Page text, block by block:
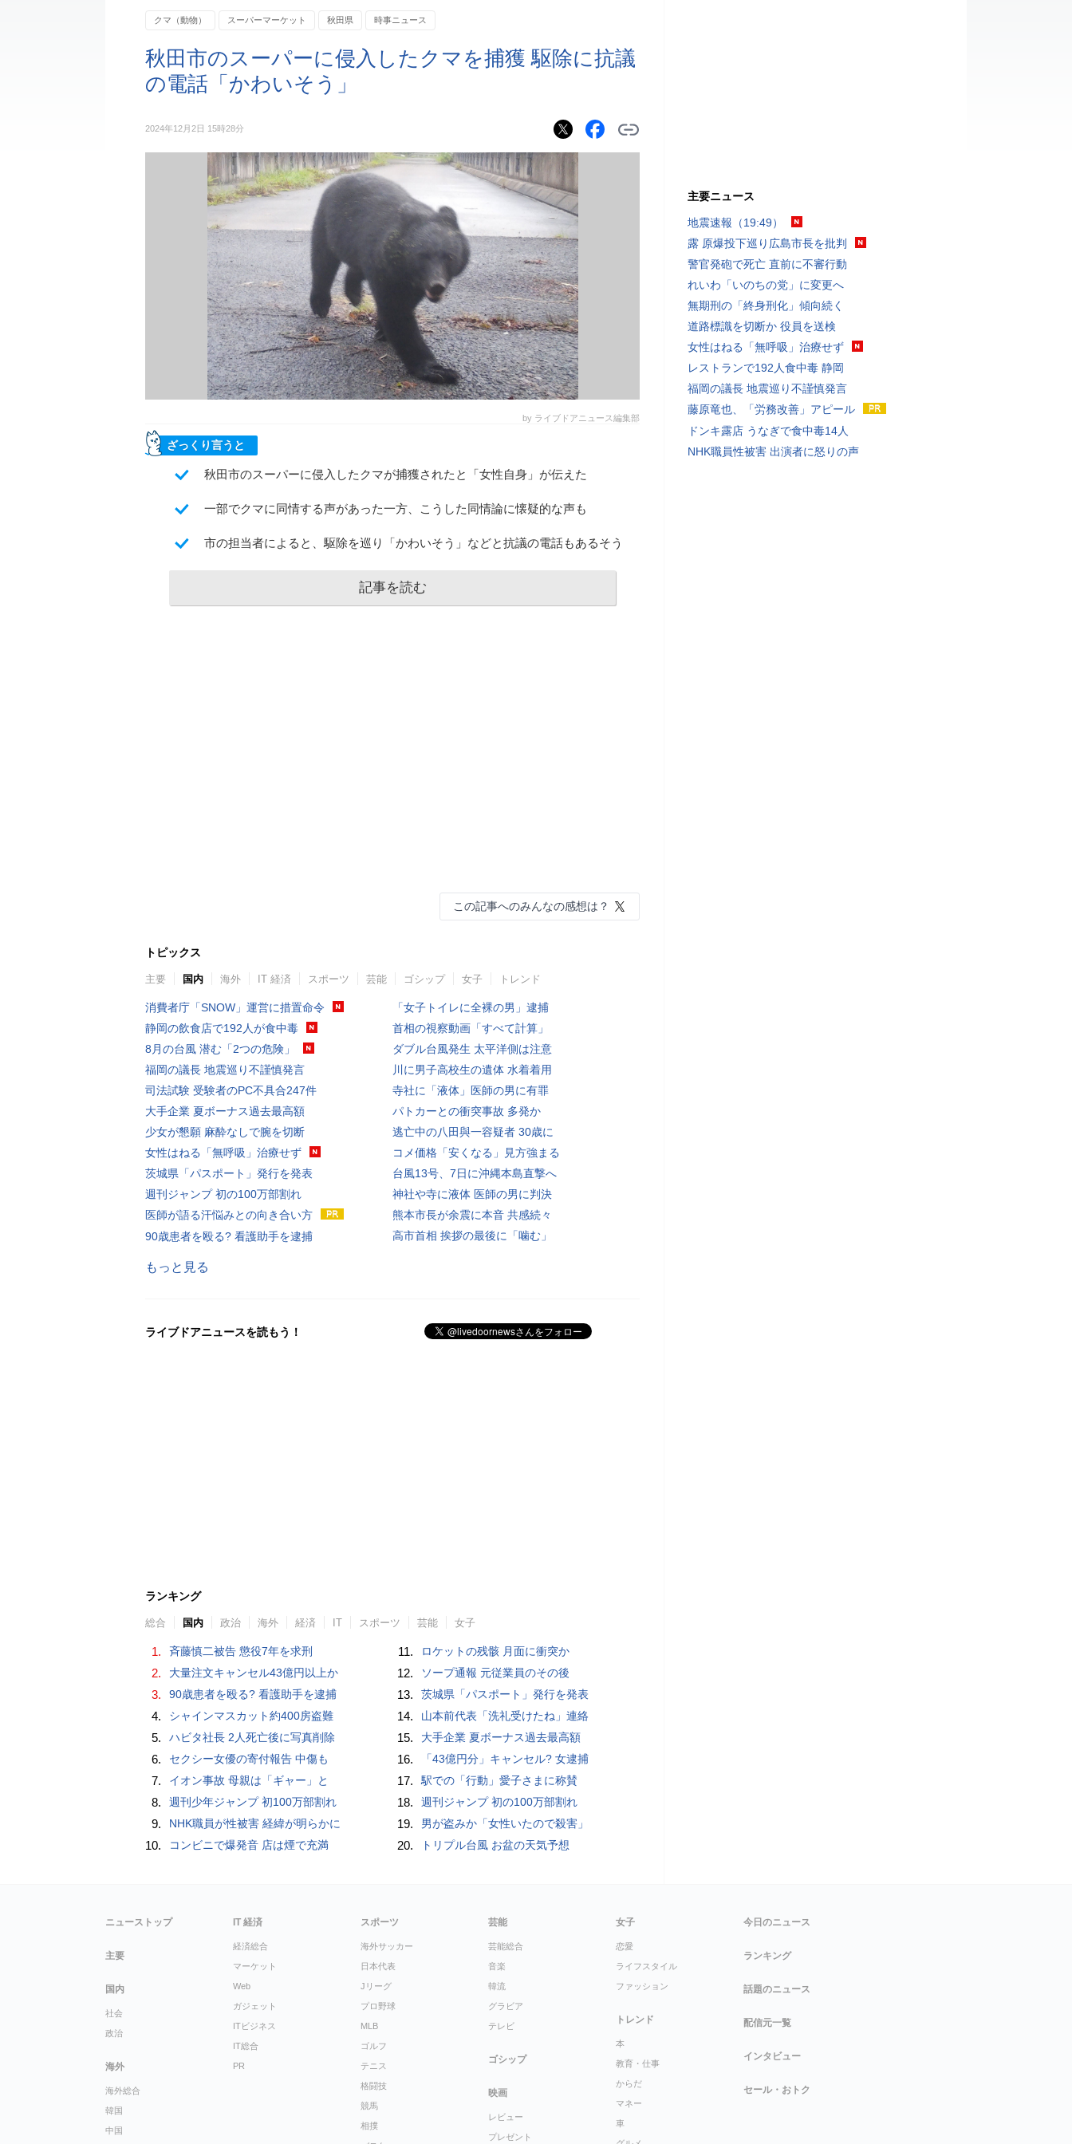
クマ（動物） スーパーマーケット 秋田県 時事ニュース
秋田市のスーパーに侵入したクマを捕獲 駆除に抗議
の電話「かわいそう」
2024年12月2日 15時28分
by ライブドアニュース編集部
ざっくり言うと
秋田市のスーパーに侵入したクマが捕獲されたと「女性自身」が伝えた
一部でクマに同情する声があった一方、こうした同情論に懐疑的な声も
市の担当者によると、駆除を巡り「かわいそう」などと抗議の電話もあるそう
記事を読む
この記事へのみんなの感想は？
トピックス
主要 国内 海外 IT 経済 スポーツ 芸能 ゴシップ 女子 トレンド
消費者庁「SNOW」運営に措置命令
静岡の飲食店で192人が食中毒
8月の台風 潜む「2つの危険」
福岡の議長 地震巡り不謹慎発言
司法試験 受験者のPC不具合247件
大手企業 夏ボーナス過去最高額
少女が懇願 麻酔なしで腕を切断
女性はねる「無呼吸」治療せず
茨城県「パスポート」発行を発表
週刊ジャンプ 初の100万部割れ
医師が語る汗悩みとの向き合い方
90歳患者を殴る? 看護助手を逮捕
「女子トイレに全裸の男」逮捕
首相の視察動画「すべて計算」
ダブル台風発生 太平洋側は注意
川に男子高校生の遺体 水着着用
寺社に「液体」医師の男に有罪
パトカーとの衝突事故 多発か
逃亡中の八田與一容疑者 30歳に
コメ価格「安くなる」見方強まる
台風13号、7日に沖縄本島直撃へ
神社や寺に液体 医師の男に判決
熊本市長が余震に本音 共感続々
高市首相 挨拶の最後に「噛む」
もっと見る
ライブドアニュースを読もう！
ランキング
総合 国内 政治 海外 経済 IT スポーツ 芸能 女子
1. 斉藤慎二被告 懲役7年を求刑
2. 大量注文キャンセル43億円以上か
3. 90歳患者を殴る? 看護助手を逮捕
4. シャインマスカット約400房盗難
5. ハビタ社長 2人死亡後に写真削除
6. セクシー女優の寄付報告 中傷も
7. イオン事故 母親は「ギャー」と
8. 週刊少年ジャンプ 初100万部割れ
9. NHK職員が性被害 経緯が明らかに
10. コンビニで爆発音 店は煙で充満
11. ロケットの残骸 月面に衝突か
12. ソープ通報 元従業員のその後
13. 茨城県「パスポート」発行を発表
14. 山本前代表「洗礼受けたね」連絡
15. 大手企業 夏ボーナス過去最高額
16. 「43億円分」キャンセル? 女逮捕
17. 駅での「行動」愛子さまに称賛
18. 週刊ジャンプ 初の100万部割れ
19. 男が盗みか「女性いたので殺害」
20. トリプル台風 お盆の天気予想
主要ニュース
地震速報（19:49）
露 原爆投下巡り広島市長を批判
警官発砲で死亡 直前に不審行動
れいわ「いのちの党」に変更へ
無期刑の「終身刑化」傾向続く
道路標識を切断か 役員を送検
女性はねる「無呼吸」治療せず
レストランで192人食中毒 静岡
福岡の議長 地震巡り不謹慎発言
藤原竜也、「労務改善」アピール
ドンキ露店 うなぎで食中毒14人
NHK職員性被害 出演者に怒りの声
ニューストップ
主要
国内
社会
政治
海外
海外総合
韓国
中国
IT 経済
経済総合
マーケット
Web
ガジェット
ITビジネス
IT総合
PR
スポーツ
海外サッカー
日本代表
Jリーグ
プロ野球
MLB
ゴルフ
テニス
格闘技
競馬
相撲
芸能
芸能総合
音楽
韓流
グラビア
テレビ
ゴシップ
映画
レビュー
プレゼント
女子
恋愛
ライフスタイル
ファッション
トレンド
本
教育・仕事
からだ
マネー
車
今日のニュース
ランキング
話題のニュース
配信元一覧
インタビュー
セール・おトク